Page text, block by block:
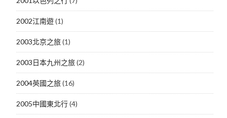
2002江南遊(1)
2003北京之旅(1)
2003日本九州之旅(2)
2004英國之旅(16)
2005中國東北行(4)